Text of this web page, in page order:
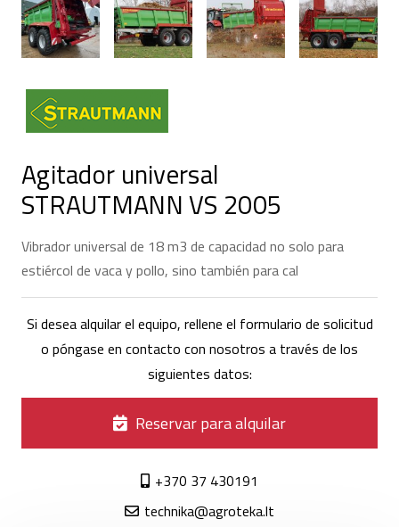
Agitador universal
STRAUTMANN VS 2005
Vibrador universal de 18 m3 de capacidad no solo para
estiércol de vaca y pollo, sino también para cal
Si desea alquilar el equipo, rellene el formulario de solicitud
o póngase en contacto con nosotros a través de los
siguientes datos:
Reservar para alquilar
+370 37 430191
technika@agroteka.lt